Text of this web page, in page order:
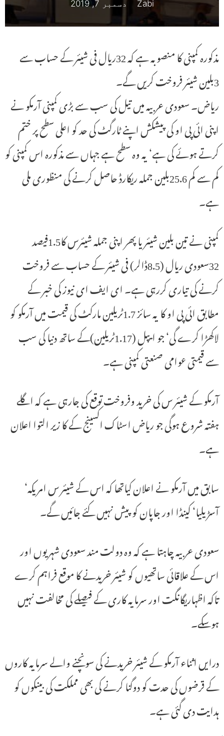
Zabi دسمبر 7, 2019
مذکورہ کمپنی کا منصوبہ ہے کہ 32ریال فی شیئر کے حساب سے
3بلین شیئر فروخت کریں گے۔
ریاض۔ سعودی عربیہ میں تیل کی سب سے بڑی کمپنی آرمکو نے
اپنی ائی پی او کی پیشکش اپنے ٹارگٹ کی حد کو اعلی سطح پر ختم
کرتے ہوئے کی ہے‘ یہ وہ سطح ہے جہاں سے مذکورہ اس کمپنی کو
کم سے کم 25.6بلین جملہ ریکارڈ حاصل کرنے کی منظوری ملی
ہے۔
کمپنی نے تین بلین شیئر یا پھر اپنی جملہ شیئرس کا1.5فیصد
32سعودی ریال (8.5ڈالر) فی شیئر کے حساب سے فروخت
کرنے کی تیاری کررہی ہے۔ ای ایف ای نیوز کی خبر کے
مطابق ائی پی او کا یہ سائز 1.7ٹریلین مارکٹ کی قیمت میں آرمکو کو
لاکھڑا کرے گی‘ جو ایپل (1.17ٹریلین)کے ساتھ دنیا کی سب
سے قیمتی عوامی صنعتی کمپنی ہے۔
آرمکو کے شیئر س کی خرید وفروخت توقع کی جارہی ہے کہ اگلے
ہفتہ شروع ہوگی جو ریاض اسٹاک اکسینج کے کا زیر التوا اعلان
ہے۔
سابق میں آرمکو نے اعلان کیاتھا کہ اس کے شیئر س امریکہ‘
آسڑیلیا‘ کینڈا اور جاپان کو پیش نہیں کئے جائیں گے۔
سعودی عربیہ چاہتا ہے کہ وہ دولت مند سعودی شہریوں اور
اس کے علاقائی ساتھیوں کو شیئر خریدنے کا موقع فراہم کرے
تاکہ اظہاریگانگت اور سرمایہ کاری کے فیصلے کی مخالفت نہیں
ہوسکے۔
درایں اثناء آرمکو کے شیئر خریدنے کی سونچنے والے سرمایہ کاروں
کے قرضوں کی حدت کو دوگنا کرنے کی بھی مملکت کی بینکوں کو
ہدایت دی گئی ہے۔